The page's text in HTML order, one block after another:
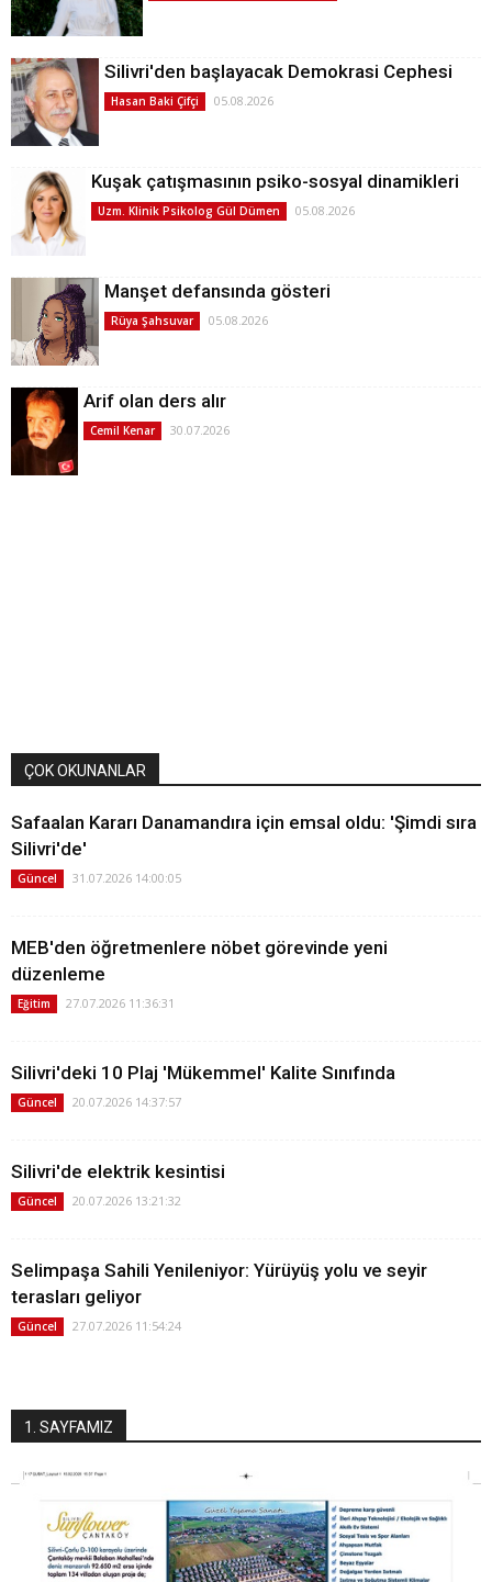
Silivri'den başlayacak Demokrasi Cephesi
Hasan Baki Çifçi 05.08.2026
Kuşak çatışmasının psiko-sosyal dinamikleri
Uzm. Klinik Psikolog Gül Dümen 05.08.2026
Manşet defansında gösteri
Rüya Şahsuvar 05.08.2026
Arif olan ders alır
Cemil Kenar 30.07.2026
ÇOK OKUNANLAR
Safaalan Kararı Danamandıra için emsal oldu: 'Şimdi sıra
Silivri'de'
Güncel 31.07.2026 14:00:05
MEB'den öğretmenlere nöbet görevinde yeni
düzenleme
Eğitim 27.07.2026 11:36:31
Silivri'deki 10 Plaj 'Mükemmel' Kalite Sınıfında
Güncel 20.07.2026 14:37:57
Silivri'de elektrik kesintisi
Güncel 20.07.2026 13:21:32
Selimpaşa Sahili Yenileniyor: Yürüyüş yolu ve seyir
terasları geliyor
Güncel 27.07.2026 11:54:24
1. SAYFAMIZ